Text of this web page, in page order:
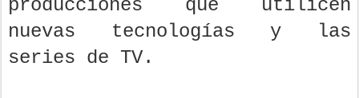
producciones que utilicen
nuevas tecnologías y las
series de TV.